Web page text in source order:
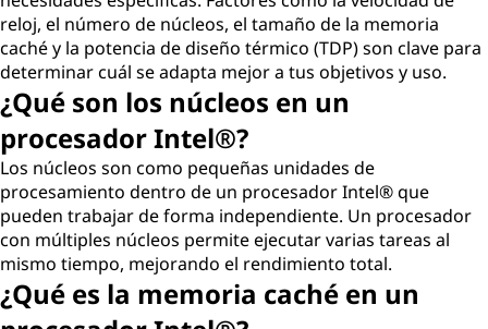
reloj, el número de núcleos, el tamaño de la memoria
caché y la potencia de diseño térmico (TDP) son clave para
determinar cuál se adapta mejor a tus objetivos y uso.
¿Qué son los núcleos en un
procesador Intel®?
Los núcleos son como pequeñas unidades de
procesamiento dentro de un procesador Intel® que
pueden trabajar de forma independiente. Un procesador
con múltiples núcleos permite ejecutar varias tareas al
mismo tiempo, mejorando el rendimiento total.
¿Qué es la memoria caché en un